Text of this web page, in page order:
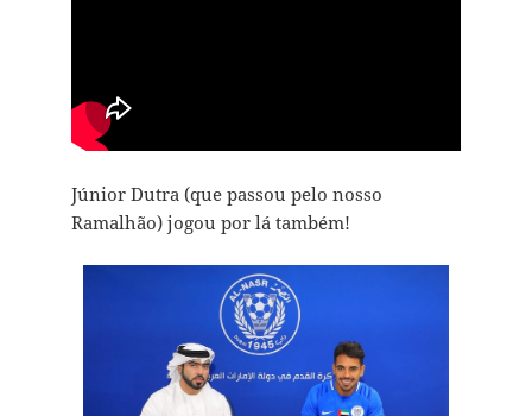
Júnior Dutra (que passou pelo nosso
Ramalhão) jogou por lá também!